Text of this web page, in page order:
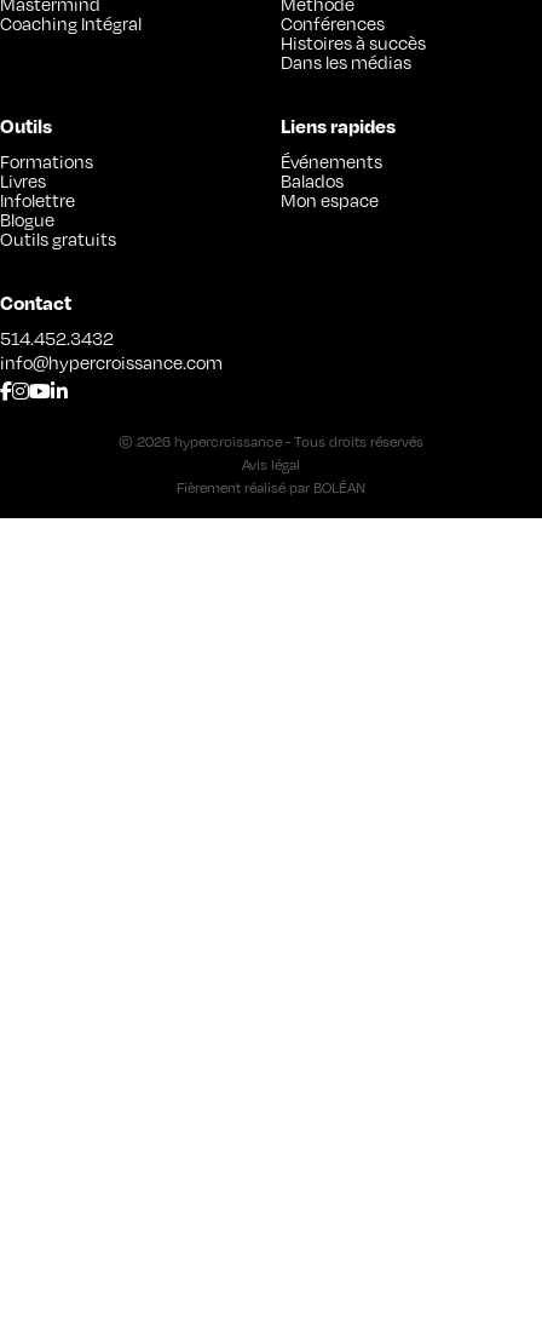
Coaching Intégral
Conférences
Histoires à succès
Dans les médias
Outils
Formations
Livres
Infolettre
Blogue
Outils gratuits
Liens rapides
Événements
Balados
Mon espace
Contact
514.452.3432
info@hypercroissance.com
© 2026 hypercroissance - Tous droits réservés
Avis légal
Fièrement réalisé par BOLÉAN